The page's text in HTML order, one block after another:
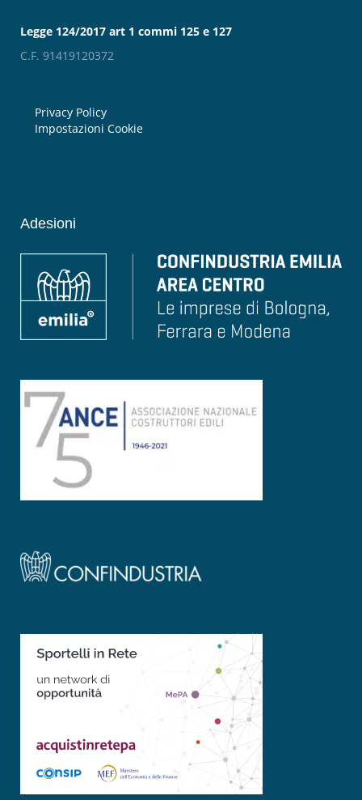
Legge 124/2017 art 1 commi 125 e 127
C.F. 91419120372
Privacy Policy
Impostazioni Cookie
Adesioni